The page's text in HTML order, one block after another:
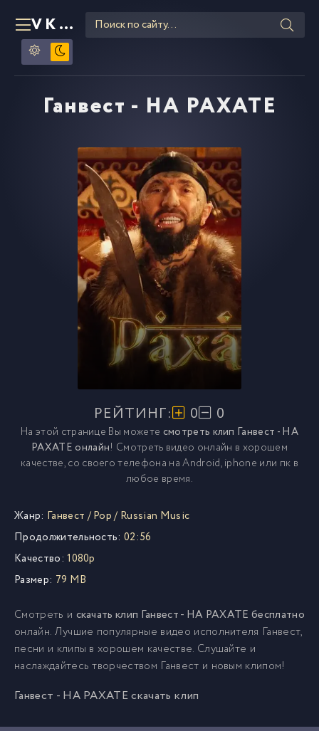
VKLIPE RU
Ганвест - НА РАХАТЕ
РЕЙТИНГ: 0 0
На этой странице Вы можете смотреть клип Ганвест - НА
РАХАТЕ онлайн! Смотреть видео онлайн в хорошем
качестве, со своего телефона на Android, iphone или пк в
любое время.
Жанр: Ганвест /Pop/ Russian Music
Продолжительность: 02:56
Качество: 1080p
Размер: 79 MB
Смотреть и скачать клип Ганвест - НА РАХАТЕ бесплатно
онлайн. Лучшие популярные видео исполнителя Ганвест,
песни и клипы в хорошем качестве. Слушайте и
наслаждайтесь творчеством Ганвест и новым клипом!
Ганвест - НА РАХАТЕ скачать клип